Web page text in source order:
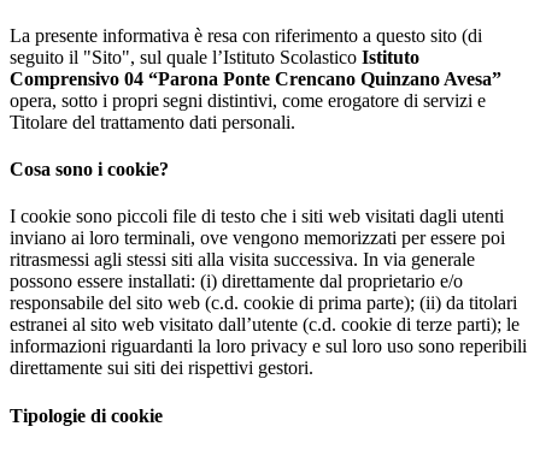
La presente informativa è resa con riferimento a questo sito (di
seguito il "Sito", sul quale l’Istituto Scolastico Istituto
Comprensivo 04 “Parona Ponte Crencano Quinzano Avesa”
opera, sotto i propri segni distintivi, come erogatore di servizi e
Titolare del trattamento dati personali.
Cosa sono i cookie?
I cookie sono piccoli file di testo che i siti web visitati dagli utenti
inviano ai loro terminali, ove vengono memorizzati per essere poi
ritrasmessi agli stessi siti alla visita successiva. In via generale
possono essere installati: (i) direttamente dal proprietario e/o
responsabile del sito web (c.d. cookie di prima parte); (ii) da titolari
estranei al sito web visitato dall’utente (c.d. cookie di terze parti); le
informazioni riguardanti la loro privacy e sul loro uso sono reperibili
direttamente sui siti dei rispettivi gestori.
Tipologie di cookie